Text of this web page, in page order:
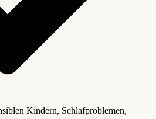
Kindern, Schlafproblemen,